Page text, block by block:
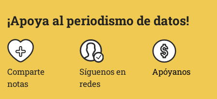
¡Apoya al periodismo de datos!
Comparte
notas
Síguenos en
redes
Apóyanos